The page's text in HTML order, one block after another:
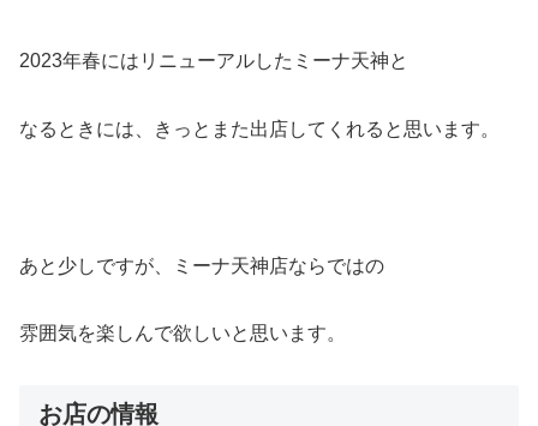
2023年春にはリニューアルしたミーナ天神と
なるときには、きっとまた出店してくれると思います。
あと少しですが、ミーナ天神店ならではの
雰囲気を楽しんで欲しいと思います。
お店の情報